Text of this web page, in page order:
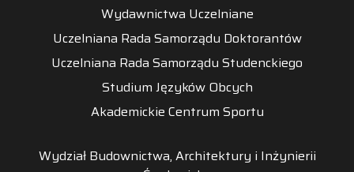
Wydawnictwa Uczelniane
Uczelniana Rada Samorządu Doktorantów
Uczelniana Rada Samorządu Studenckiego
Studium Języków Obcych
Akademickie Centrum Sportu
Wydział Budownictwa, Architektury i Inżynierii